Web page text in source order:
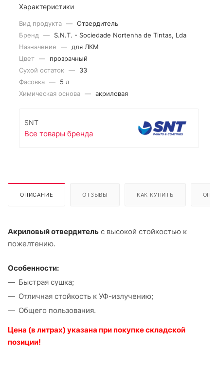
Характеристики
Вид продукта — Отвердитель
Бренд —
S.N.T. - Sociedade Nortenha de Tintas, Lda
Назначение
— для ЛКМ
Цвет —
прозрачный
Сухой остаток —
33
Фасовка —
5 л
Химическая основа — акриловая
SNT
Все товары бренда
ОПИСАНИЕ ОТЗЫВЫ КАК КУПИТЬ
Акриловый отвердитель с высокой стойкостью к
пожелтению.
Особенности:
Быстрая сушка;
Отличная стойкость к УФ-излучению;
Общего пользования.
Цена (в литрах) указана при покупке складской
позиции!